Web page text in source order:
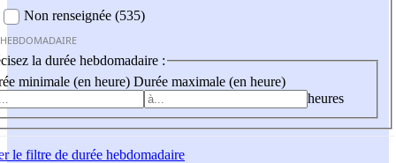
Non renseignée (535)
la durée hebdomadaire :
minimale (en heure) Durée maximale (en heure)
heures
le filtre de durée hebdomadaire